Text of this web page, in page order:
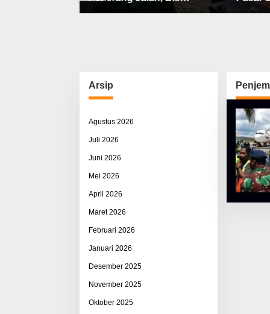
Sekolah, Jalan Rusak Berat
Arsip
Agustus 2026
Juli 2026
Juni 2026
Mei 2026
April 2026
Maret 2026
Februari 2026
Januari 2026
Desember 2025
November 2025
Oktober 2025